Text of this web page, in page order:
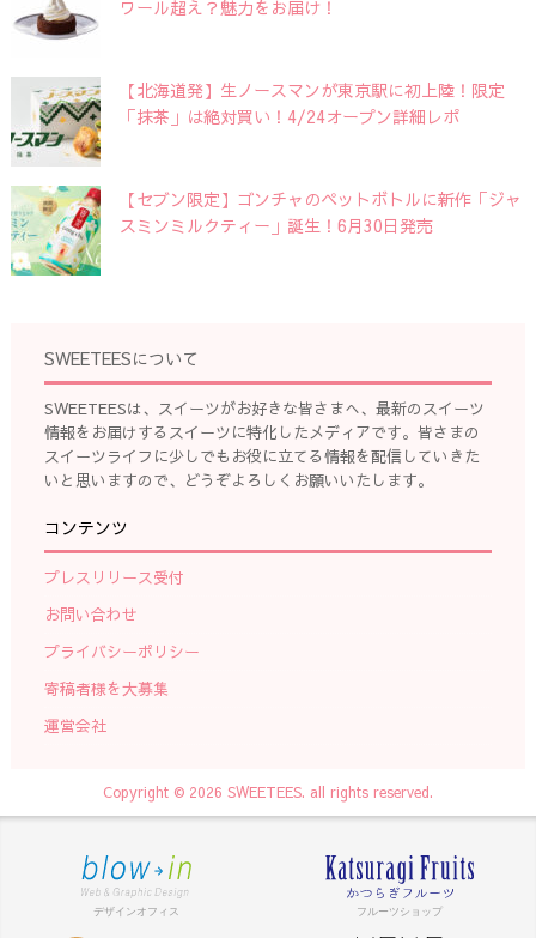
ワール超え？魅力をお届け！
【北海道発】生ノースマンが東京駅に初上陸！限定
「抹茶」は絶対買い！4/24オープン詳細レポ
【セブン限定】ゴンチャのペットボトルに新作「ジャ
スミンミルクティー」誕生！6月30日発売
SWEETEESについて
SWEETEESは、スイーツがお好きな皆さまへ、最新のスイーツ
情報をお届けするスイーツに特化したメディアです。皆さまの
スイーツライフに少しでもお役に立てる情報を配信していきた
いと思いますので、どうぞよろしくお願いいたします。
コンテンツ
プレスリリース受付
お問い合わせ
プライバシーポリシー
寄稿者様を大募集
運営会社
Copyright © 2026 SWEETEES. all rights reserved.